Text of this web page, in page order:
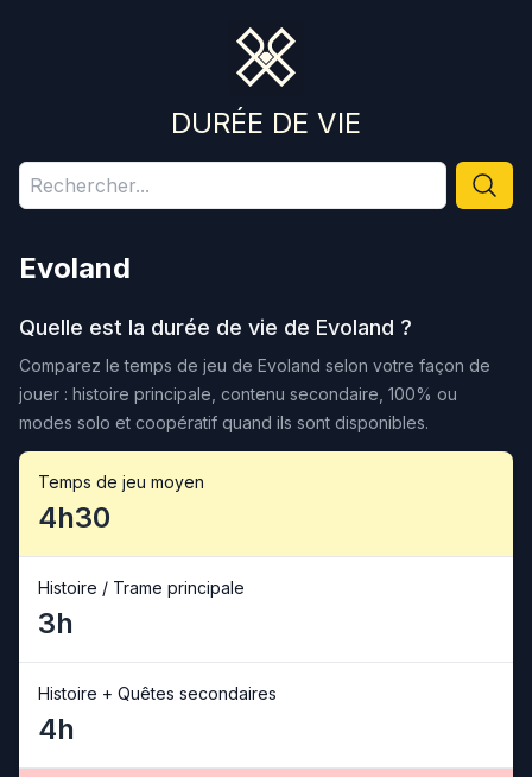
DURÉE DE VIE
Evoland
Quelle est la durée de vie de Evoland ?
Comparez le temps de jeu de Evoland selon votre façon de
jouer : histoire principale, contenu secondaire, 100% ou
modes solo et coopératif quand ils sont disponibles.
Temps de jeu moyen
4h30
Histoire / Trame principale
3h
Histoire + Quêtes secondaires
4h